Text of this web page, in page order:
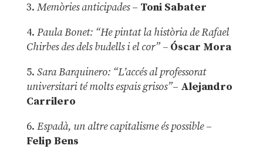
3. Memòries anticipades– Toni Sabater
4. Paula Bonet: “He pintat la història de Rafael
Chirbes des dels budells i el cor” –Óscar Mora
5. Sara Barquinero: “L’accés al professorat
universitari té molts espais grisos”– Alejandro
Carrilero
6. Espadà, un altre capitalisme és possible –
Felip Bens